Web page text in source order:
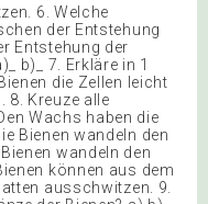
6. Welche
der Entstehung
Entstehung der
b)_ 7. Erkläre in 1
die Zellen leicht
8. Kreuze alle
Wachs haben die
Bienen wandeln den
wandeln den
können aus dem
ausschwitzen. 9.